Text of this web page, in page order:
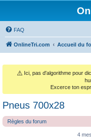
FAQ
OnlineTri.com Accueil du
⚠️ Ici, pas d'algorithme pour
Excerce ton
Pneus 700x28
Règles du forum
4